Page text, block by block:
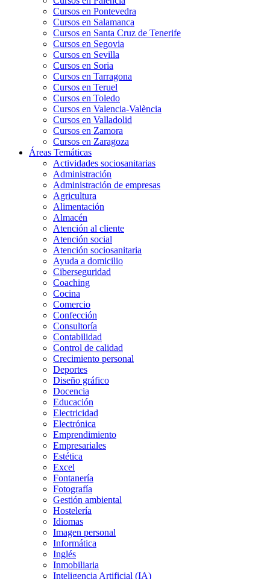
Cursos en Pontevedra
Cursos en Salamanca
Cursos en Santa Cruz de Tenerife
Cursos en Segovia
Cursos en Sevilla
Cursos en Soria
Cursos en Tarragona
Cursos en Teruel
Cursos en Toledo
Cursos en Valencia-València
Cursos en Valladolid
Cursos en Zamora
Cursos en Zaragoza
Áreas Temáticas
Actividades sociosanitarias
Administración
Administración de empresas
Agricultura
Alimentación
Almacén
Atención al cliente
Atención social
Atención sociosanitaria
Ayuda a domicilio
Ciberseguridad
Coaching
Cocina
Comercio
Confección
Consultoría
Contabilidad
Control de calidad
Crecimiento personal
Deportes
Diseño gráfico
Docencia
Educación
Electricidad
Electrónica
Emprendimiento
Empresariales
Estética
Excel
Fontanería
Fotografía
Gestión ambiental
Hostelería
Idiomas
Imagen personal
Informática
Inglés
Inmobiliaria
Inteligencia Artificial (IA)